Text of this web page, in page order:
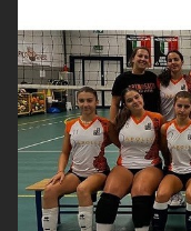
MEDIA
INFO
VOLLEURHOPE
ACCEDI